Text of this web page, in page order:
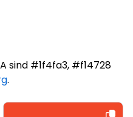
sind #1f4fa3, #f14728
.